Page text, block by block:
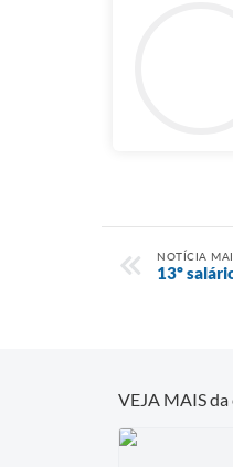
NOTÍCIA
13º
VEJA MAIS